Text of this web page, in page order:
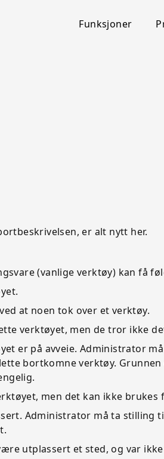
Funksjoner
er alt nytt her.
(vanlige verktøy) kan få
at noen tok over et verktøy.
verktøyet, men de tror ikke
er på avveie. Administrator
bortkomne verktøy.
men det kan ikke
Administrator må ta stilling
utplassert et sted, og var